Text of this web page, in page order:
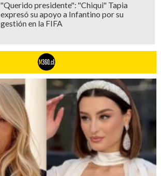
"Querido presidente": "Chiqui" Tapia
expresó su apoyo a Infantino por su
gestión en la FIFA